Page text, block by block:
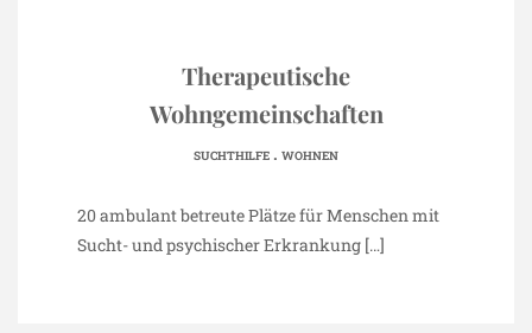
Therapeutische
Wohngemeinschaften
SUCHTHILFE . WOHNEN
20 ambulant betreute Plätze für Menschen mit
Sucht- und psychischer Erkrankung […]